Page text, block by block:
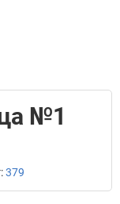
№1
379